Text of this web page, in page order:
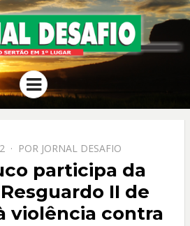
JORNAL
DESAFIO
O Sertão em 1º Lugar
Menu
POR JORNAL DESAFIO
participa da
II de
violência contra